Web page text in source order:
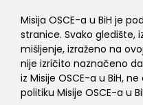
Misija OSCE-a u BiH je
stranice. Svako gledište,
mišljenje, izraženo na
nije izričito naznačeno
iz Misije OSCE-a u BiH,
politiku Misije OSCE-a u